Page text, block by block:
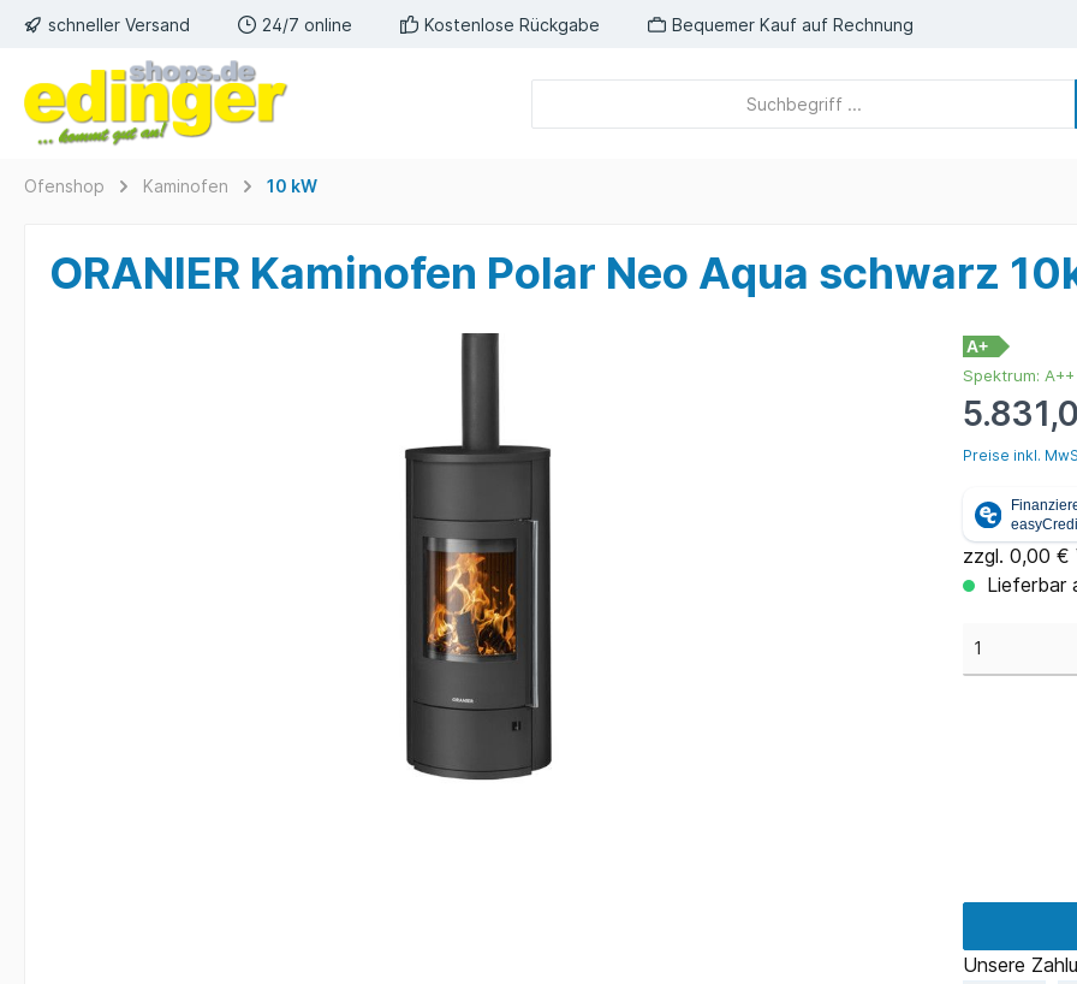
schneller Versand 24/7 online Kostenlose Rückgabe Bequemer Kauf auf Rechnung
Ofenshop Kaminofen 10 kW
ORANIER Kaminofen Polar Neo Aqua schwarz
A+
Spektrum:
Preise inkl.
zzgl. 0,00 €
Lieferbar
Unsere